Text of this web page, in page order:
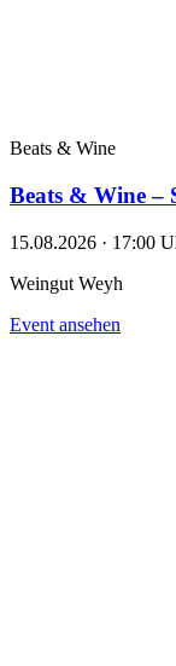
Beats & Wine
Beats & Wine –
15.08.2026 · 17:00
Weingut Weyh
Event ansehen